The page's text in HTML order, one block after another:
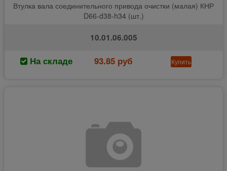
Втулка вала соединительного привода очистки (малая) КНР
D66-d38-h34 (шт.)
10.01.06.005
На складе 93.85 руб Купить